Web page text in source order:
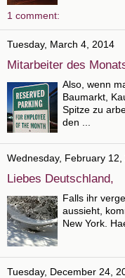
1 comment:
Tuesday, March 4, 2014
Mitarbeiter des
Also, wenn
Baumarkt,
Spitze zu
den ...
Wednesday, February 12,
Liebes Deutschland,
Falls ihr
aussieht,
New York.
Tuesday, December 24,